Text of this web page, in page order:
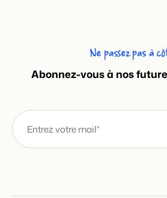
Ne passez pas à
Abonnez-vous à nos